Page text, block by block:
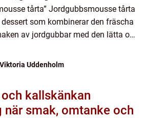
tårta” Jordgubbsmousse tårta
som kombinerar den fräscha
av jordgubbar med den lätta och
är ...
Viktoria Uddenholm
kallskänkan